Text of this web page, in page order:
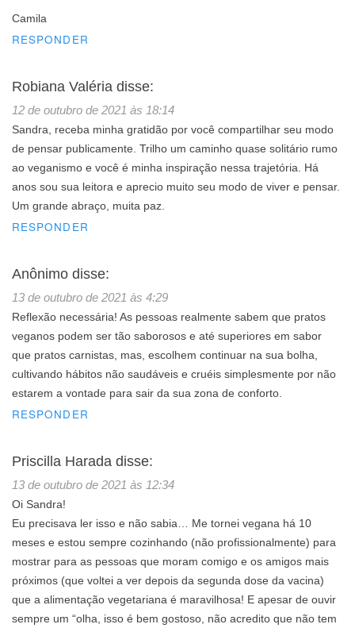
Camila
RESPONDER
Robiana Valéria disse:
12 de outubro de 2021 às 18:14
Sandra, receba minha gratidão por você compartilhar seu modo
de pensar publicamente. Trilho um caminho quase solitário rumo
ao veganismo e você é minha inspiração nessa trajetória. Há
anos sou sua leitora e aprecio muito seu modo de viver e pensar.
Um grande abraço, muita paz.
RESPONDER
Anônimo disse:
13 de outubro de 2021 às 4:29
Reflexão necessária! As pessoas realmente sabem que pratos
veganos podem ser tão saborosos e até superiores em sabor
que pratos carnistas, mas, escolhem continuar na sua bolha,
cultivando hábitos não saudáveis e cruéis simplesmente por não
estarem a vontade para sair da sua zona de conforto.
RESPONDER
Priscilla Harada disse:
13 de outubro de 2021 às 12:34
Oi Sandra!
Eu precisava ler isso e não sabia… Me tornei vegana há 10
meses e estou sempre cozinhando (não profissionalmente) para
mostrar para as pessoas que moram comigo e os amigos mais
próximos (que voltei a ver depois da segunda dose da vacina)
que a alimentação vegetariana é maravilhosa! E apesar de ouvir
sempre um “olha, isso é bem gostoso, não acredito que não tem